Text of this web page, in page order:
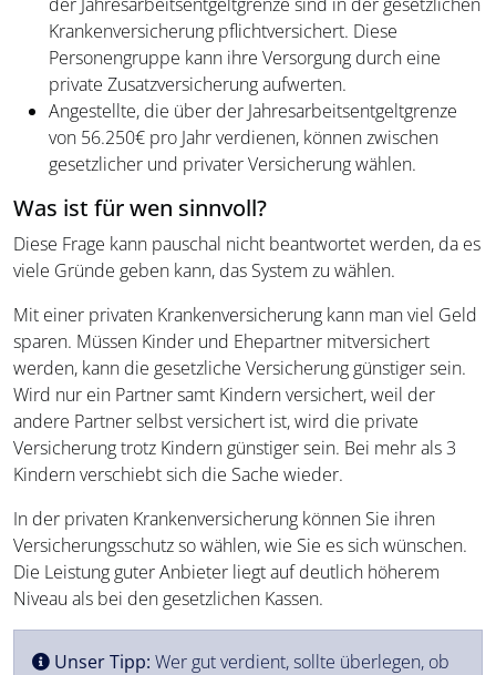
Krankenversicherung pflichtversichert. Diese
Personengruppe kann ihre Versorgung durch eine
private Zusatzversicherung aufwerten.
Angestellte, die über der Jahresarbeitsentgeltgrenze
von 56.250€ pro Jahr verdienen, können zwischen
gesetzlicher und privater Versicherung wählen.
Was ist für wen sinnvoll?
Diese Frage kann pauschal nicht beantwortet werden, da es
viele Gründe geben kann, das System zu wählen.
Mit einer privaten Krankenversicherung kann man viel Geld
sparen. Müssen Kinder und Ehepartner mitversichert
werden, kann die gesetzliche Versicherung günstiger sein.
Wird nur ein Partner samt Kindern versichert, weil der
andere Partner selbst versichert ist, wird die private
Versicherung trotz Kindern günstiger sein. Bei mehr als 3
Kindern verschiebt sich die Sache wieder.
In der privaten Krankenversicherung können Sie ihren
Versicherungsschutz so wählen, wie Sie es sich wünschen.
Die Leistung guter Anbieter liegt auf deutlich höherem
Niveau als bei den gesetzlichen Kassen.
Unser Tipp: Wer gut verdient, sollte überlegen, ob